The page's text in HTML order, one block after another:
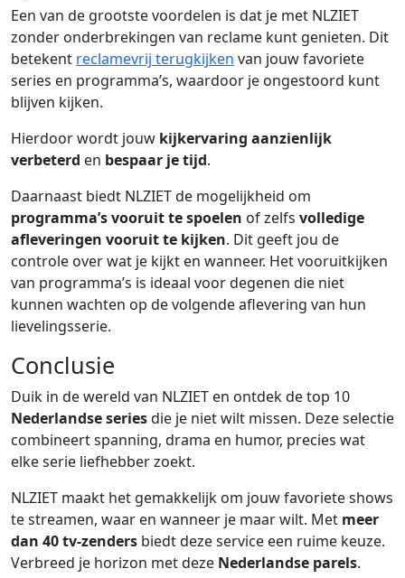
Een van de grootste voordelen is dat je met NLZIET
zonder onderbrekingen van reclame kunt genieten. Dit
betekent reclamevrij terugkijken van jouw favoriete
series en programma’s, waardoor je ongestoord kunt
blijven kijken.
Hierdoor wordt jouw kijkervaring aanzienlijk
verbeterd en bespaar je tijd.
Daarnaast biedt NLZIET de mogelijkheid om
programma’s vooruit te spoelen of zelfs volledige
afleveringen vooruit te kijken. Dit geeft jou de
controle over wat je kijkt en wanneer. Het vooruitkijken
van programma’s is ideaal voor degenen die niet
kunnen wachten op de volgende aflevering van hun
lievelingsserie.
Conclusie
Duik in de wereld van NLZIET en ontdek de top 10
Nederlandse seriesdie je niet wilt missen. Deze selectie
combineert spanning, drama en humor, precies wat
elke serie liefhebber zoekt.
NLZIET maakt het gemakkelijk om jouw favoriete shows
te streamen, waar en wanneer je maar wilt. Met meer
dan 40 tv-zenders biedt deze service een ruime keuze.
Verbreed je horizon met deze Nederlandse parels.